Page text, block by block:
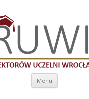
Rektorów Uczelni
Opola
Menu